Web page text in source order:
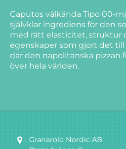
Caputos välkända Tipo 00-
självklar ingrediens för den
med rätt elasticitet, struktur
egenskaper som gjort det
där den napolitanska pizzan
över hela världen.
Granarolo Nordic AB